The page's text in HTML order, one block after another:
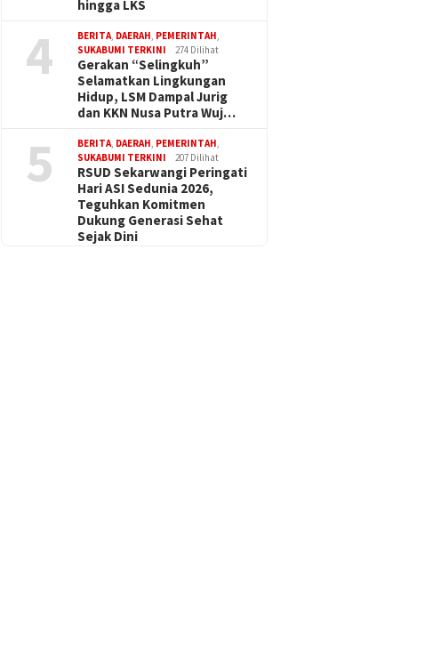
hingga LKS
4 BERITA, DAERAH, PEMERINTAH,
SUKABUMI TERKINI
274 Dilihat
Gerakan “Selingkuh”
Selamatkan Lingkungan
Hidup, LSM Dampal Jurig
dan KKN Nusa Putra Wuj…
5 BERITA, DAERAH, PEMERINTAH,
SUKABUMI TERKINI
207 Dilihat
RSUD Sekarwangi Peringati
Hari ASI Sedunia 2026,
Teguhkan Komitmen
Dukung Generasi Sehat
Sejak Dini